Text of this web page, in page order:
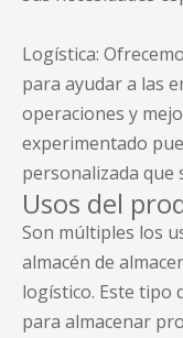
Logística:
para ayudar a las
operaciones y
experimentado
personalizada que
Usos del
Son múltiples los
almacén de
logístico. Este tipo
para almacenar